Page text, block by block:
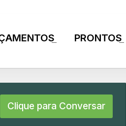
PRONTOS
Clique para Conversar